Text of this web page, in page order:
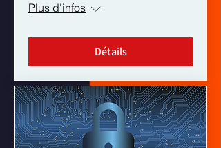
Plus d'infos
Détails